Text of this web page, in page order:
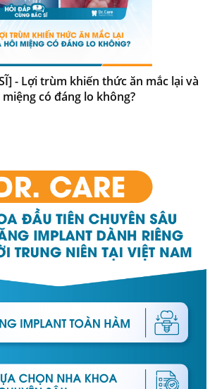
- Lợi trùm khiến thức ăn mắc lại và
miệng có đáng lo không?